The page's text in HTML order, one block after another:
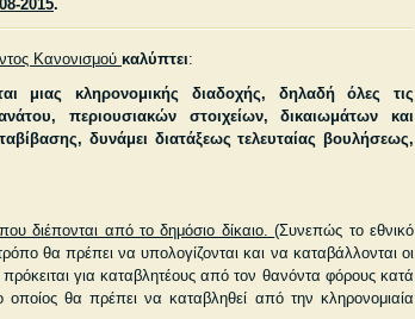
2015.
Κανονισμού καλύπτει:
μιας κληρονομικής διαδοχής, δηλαδή όλες τις
περιουσιακών στοιχείων, δικαιωμάτων και
δυνάμει διατάξεως τελευταίας βουλήσεως,
διέπονται από το δημόσιο δίκαιο.(Συνεπώς το εθνικό
θα πρέπει να υπολογίζονται και να καταβάλλονται οι
για καταβλητέους από τον θανόντα φόρους κατά
θα πρέπει να καταβληθεί από την κληρονομιαία